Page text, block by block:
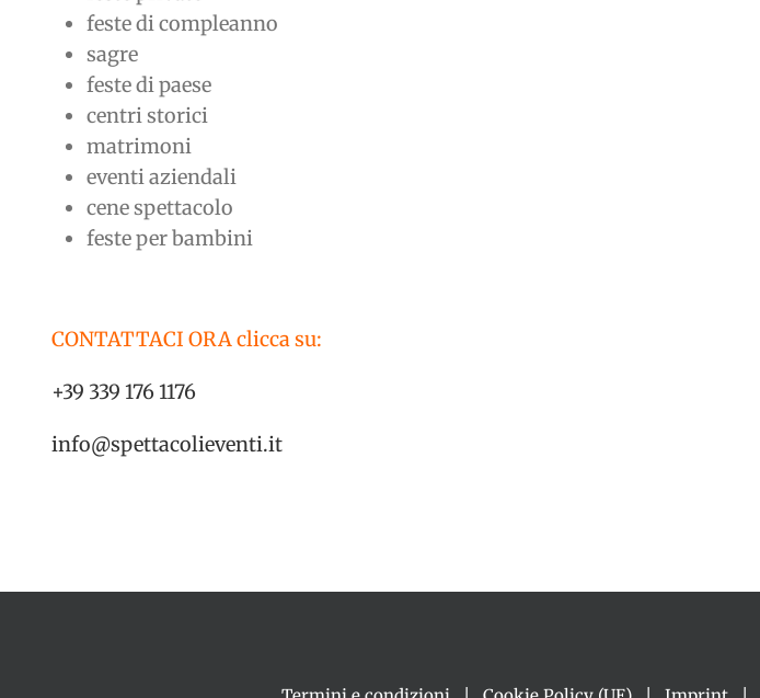
feste di compleanno
sagre
feste di paese
centri storici
matrimoni
eventi aziendali
cene spettacolo
feste per bambini
CONTATTACI ORA clicca su:
+39 339 176 1176
info@spettacolieventi.it